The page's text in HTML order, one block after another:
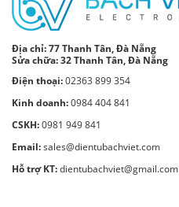
Địa chỉ:77 Thanh Tân, Đà Nẵng
Sửa chữa: 32 Thanh Tân, Đà Nẵng
Điện thoại:02363 899 354
Kinh doanh:0984 404 841
CSKH:0981 949 841
Email:sales@dientubachviet.com
Hỗ trợ KT:dientubachviet@gmail.com